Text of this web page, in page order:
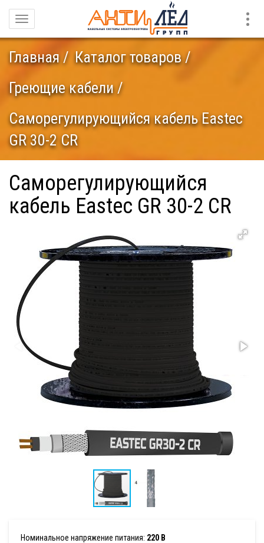
Навигация
Главная
Каталог товаров
Греющие кабели
Саморегулирующийся кабель Eastec
GR 30-2 CR
Саморегулирующийся
кабель Eastec GR 30-2 CR
Номинальное напряжение питания: 220 В